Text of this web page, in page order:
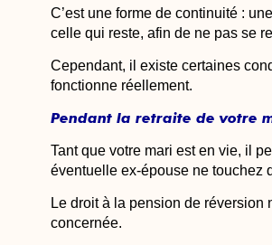
C’est une forme de continuité :
celle qui reste, afin de ne pas se
Cependant, il existe certaines
fonctionne réellement.
Pendant la retraite de votre
Tant que votre mari est en vie, il
éventuelle ex-épouse ne touchez
Le droit à la pension de réversion
concernée.